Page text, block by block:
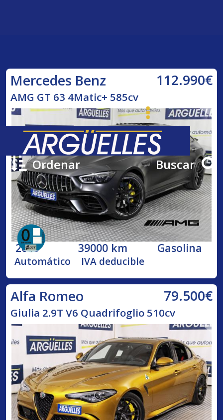
Ordenar Buscar
Mercedes Benz 112.990€
AMG GT 63 4Matic+ 585cv
2019 39000 km Gasolina
Automático IVA deducible
Alfa Romeo 79.500€
Giulia 2.9T V6 Quadrifoglio 510cv